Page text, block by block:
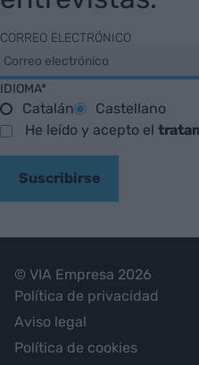
CORREO ELECTRÓNICO
IDIOMA*
Catalán
Castellano
He leído y acepto el
Suscribirse
© VIA Empresa 2026
Política de privacidad
Aviso legal
Política de cookies